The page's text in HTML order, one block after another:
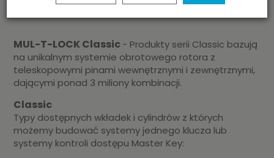
MUL-T-LOCK Classic- Produkty serii Classic bazują
na unikalnym systemie obrotowego rotora z
teleskopowymi pinami wewnętrznymi i zewnętrznymi,
dającymi ponad 3 miliony kombinacji.
Classic
Typy dostępnych wkładek i cylindrów z których
możemy budować systemy jednego klucza lub
systemy kontroli dostępu Master Key: